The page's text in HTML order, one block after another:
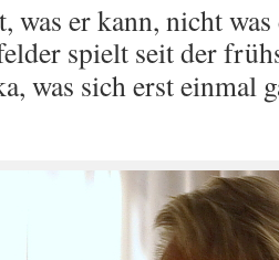
was er kann, nicht
spielt seit der
was sich erst einmal